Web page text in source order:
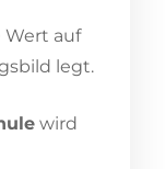
Wert auf
legt.
wird